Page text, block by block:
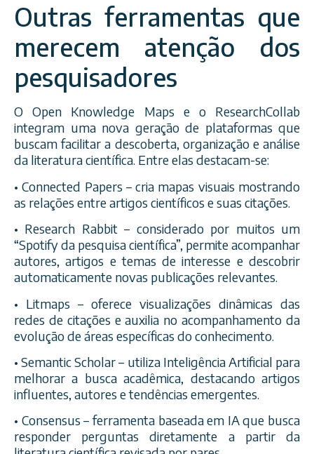
Outras ferramentas que
merecem atenção dos
pesquisadores
O Open Knowledge Maps e o ResearchCollab
integram uma nova geração de plataformas que
buscam facilitar a descoberta, organização e análise
da literatura científica. Entre elas destacam-se:
• Connected Papers – cria mapas visuais mostrando
as relações entre artigos científicos e suas citações.
• Research Rabbit – considerado por muitos um
“Spotify da pesquisa científica”, permite acompanhar
autores, artigos e temas de interesse e descobrir
automaticamente novas publicações relevantes.
• Litmaps – oferece visualizações dinâmicas das
redes de citações e auxilia no acompanhamento da
evolução de áreas específicas do conhecimento.
• Semantic Scholar – utiliza Inteligência Artificial para
melhorar a busca acadêmica, destacando artigos
influentes, autores e tendências emergentes.
• Consensus – ferramenta baseada em IA que busca
responder perguntas diretamente a partir da